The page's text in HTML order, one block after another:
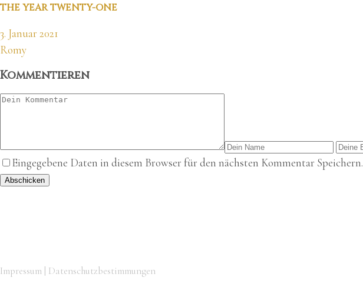
THE YEAR TWENTY-ONE
3. Januar 2021
Romy
Kommentieren
Eingegebene Daten in diesem Browser für den nächsten Kommentar Speichern.
Abschicken
Impressum Datenschutzbestimmungen